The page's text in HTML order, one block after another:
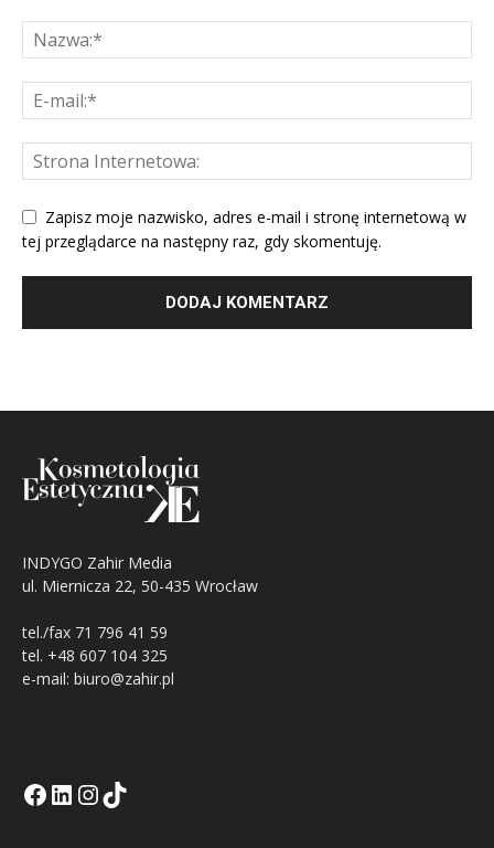
Zapisz moje nazwisko, adres e-mail i stronę internetową w
tej przeglądarce na następny raz, gdy skomentuję.
INDYGO Zahir Media
ul. Miernicza 22, 50-435 Wrocław
tel./fax 71 796 41 59
tel. +48 607 104 325
e-mail: biuro@zahir.pl
Facebook
LinkedIn
Tik Tok KEInstagramm KE